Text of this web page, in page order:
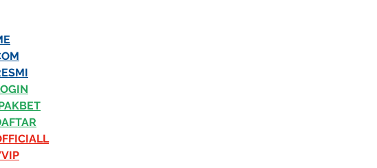
el